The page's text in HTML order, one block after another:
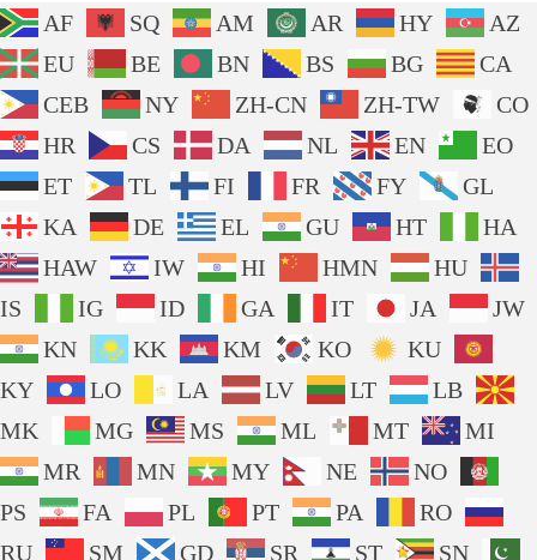
AF SQ AM AR HY
AZ
EU
BE BN BS BG
CA
CEB
NY ZH-CN ZH-TW
CO
HR
CS DA NL EN
EO
ET
TL FI FR FY
GL
KA
DE EL GU HT
HA
HAW
IW HI HMN
HU
IS
IG ID GA IT JA
JW
KN
KK KM KO
KU
KY
LO LA LV LT
LB
MK
MG MS ML MT
MI
MR
MN MY NE
NO
PS
FA PL PT PA
RO
RU
SM GD SR ST SN